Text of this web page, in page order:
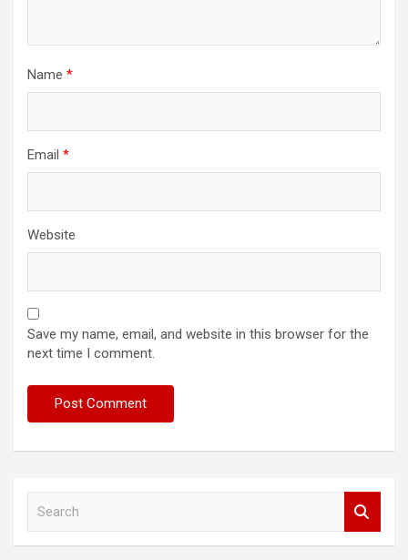
Name *
Email *
Website
Save my name, email, and website in this browser for the
next time I comment.